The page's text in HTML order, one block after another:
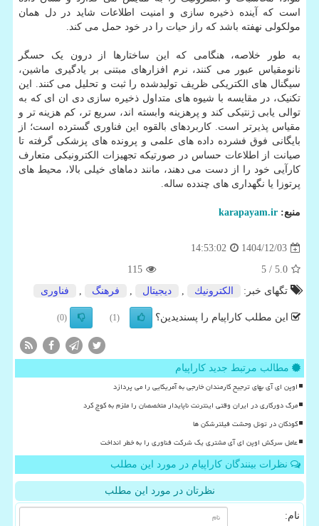
است که آینده ذخیره سازی و امنیت اطلاعات شاید در دل همان
مولکولی نهفته باشد که راز حیات را در خود حمل می کند.
به طور خلاصه، هنگامی که این ساختارها از درون یک حسگر
نانومقیاس عبور می کنند، نرم افزارهای مبتنی بر یادگیری ماشین،
سیگنال های الکتریکی ظریف تولیدشده را ثبت و تحلیل می کنند. این
تکنیک، در مقایسه با شیوه های متداول ذخیره سازی دی ان ای که به
توالی یابی ژنتیکی کند و پرهزینه وابسته اند، سریع تر، کم هزینه تر و
مقیاس پذیرتر است. کاربردهای بالقوه این فناوری گسترده است؛ از
بایگانی فوق فشرده داده های علمی و پرونده های پزشکی گرفته تا
صیانت از اطلاعات حساس در صورتیکه تجهیزات الکترونیکی متعارف
کارآیی خود را از دست می دهند، مانند دماهای خیلی بالا، محیط های
پرتوزا یا نگهداری های چندده ساله.
منبع: karapayam.ir
1404/12/03
14:53:02
5.0
/ 5
115
تگهای خبر:
الكترونیك , دیجیتال , فرهنگ , فناوری
این مطلب کاراپیام را پسندیدین؟ (1)
(0)
مطالب مرتبط جدید کاراپیام
اوپن ای آی بهای ترجیح کارمندان خارجی به آمریکایی را می پردازد
مرگ دورکاری در ایران وقتی اینترنت ناپایدار متخصصان را ملزم به کوچ کرد
کودکان در تونل وحشت فیلترشکن ها
عامل سرکش اوپن ای آی مشتری یک شرکت فناوری را به خطر انداخت
نظرات بینندگان کاراپیام در مورد این مطلب
نظرتان در مورد این مطلب
نام: